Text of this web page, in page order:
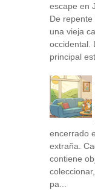
escape en
De
una vieja
occidental.
principal
encerrado
extraña.
contiene
pa...